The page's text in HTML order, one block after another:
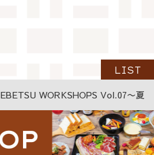
EBETSU WORKSHOPS Vol.07〜夏
LIST